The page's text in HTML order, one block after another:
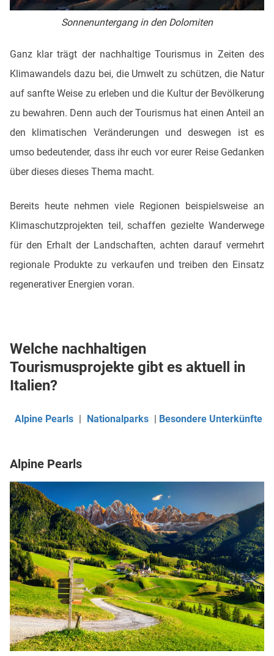
Sonnenuntergang in den Dolomiten
Ganz klar trägt der nachhaltige Tourismus in Zeiten des
Klimawandels dazu bei, die Umwelt zu schützen, die Natur
auf sanfte Weise zu erleben und die Kultur der Bevölkerung
zu bewahren. Denn auch der Tourismus hat einen Anteil an
den klimatischen Veränderungen und deswegen ist es
umso bedeutender, dass ihr euch vor eurer Reise Gedanken
über dieses dieses Thema macht.
Bereits heute nehmen viele Regionen beispielsweise an
Klimaschutzprojekten teil, schaffen gezielte Wanderwege
für den Erhalt der Landschaften, achten darauf vermehrt
regionale Produkte zu verkaufen und treiben den Einsatz
regenerativer Energien voran.
Welche nachhaltigen
Tourismusprojekte gibt es aktuell in
Italien?
Alpine Pearls | Nationalparks | Besondere Unterkünfte
Alpine Pearls